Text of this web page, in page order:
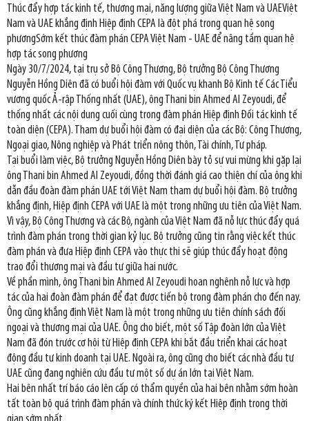
Thúc đẩy hợp tác kinh tế, thương mại, năng lượng giữa Việt Nam và UAEViệt
Nam và UAE khẳng định Hiệp định CEPA là đột phá trong quan hệ song
phươngSớm kết thúc đàm phán CEPA Việt Nam - UAE để nâng tầm quan hệ
hợp tác song phương
Ngày 30/7/2024, tại trụ sở Bộ Công Thương, Bộ trưởng Bộ Công Thương
Nguyễn Hồng Diên đã có buổi hội đàm với Quốc vụ khanh Bộ Kinh tế Các Tiểu
vương quốc Ả-rập Thống nhất (UAE), ông Thani bin Ahmed Al Zeyoudi, để
thống nhất các nội dung cuối cùng trong đàm phán Hiệp định Đối tác kinh tế
toàn diện (CEPA). Tham dự buổi hội đàm có đại diện của các Bộ: Công Thương,
Ngoại giao, Nông nghiệp và Phát triển nông thôn, Tài chính, Tư pháp.
Tại buổi làm việc, Bộ trưởng Nguyễn Hồng Diên bày tỏ sự vui mừng khi gặp lại
ông Thani bin Ahmed Al Zeyoudi, đồng thời đánh giá cao thiện chí của ông khi
dẫn đầu đoàn đàm phán UAE tới Việt Nam tham dự buổi hội đàm. Bộ trưởng
khẳng định, Hiệp định CEPA với UAE là một trong những ưu tiên của Việt Nam.
Vì vậy, Bộ Công Thương và các Bộ, ngành của Việt Nam đã nỗ lực thúc đẩy quá
trình đàm phán trong thời gian kỷ lục. Bộ trưởng cũng tin rằng việc kết thúc
đàm phán và đưa Hiệp định CEPA vào thực thi sẽ giúp thúc đẩy hoạt động
trao đổi thương mại và đầu tư giữa hai nước.
Về phần mình, ông Thani bin Ahmed Al Zeyoudi hoan nghênh nỗ lực và hợp
tác của hai đoàn đàm phán để đạt được tiến bộ trong đàm phán cho đến nay.
Ông cũng khẳng định Việt Nam là một trong những ưu tiên chính sách đối
ngoại và thương mại của UAE. Ông cho biết, một số Tập đoàn lớn của Việt
Nam đã đón trước cơ hội từ Hiệp định CEPA khi bắt đầu triển khai các hoạt
động đầu tư kinh doanh tại UAE. Ngoài ra, ông cũng cho biết các nhà đầu tư
UAE cũng đang nghiên cứu đầu tư một số dự án lớn tại Việt Nam.
Hai bên nhất trí báo cáo lên cấp có thẩm quyền của hai bên nhằm sớm hoàn
tất toàn bộ quá trình đàm phán và chính thức ký kết Hiệp định trong thời